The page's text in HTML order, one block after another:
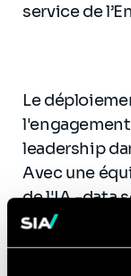
service de
Le
l'engagement
leadership
Avec une
de l'IA -data
opérant dans
travers le